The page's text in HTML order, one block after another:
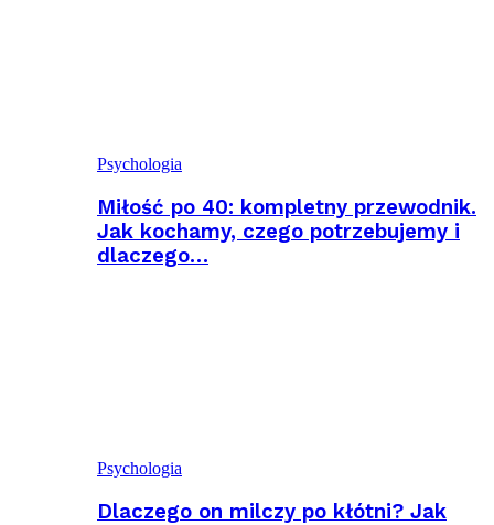
Psychologia
Miłość po 40: kompletny przewodnik.
Jak kochamy, czego potrzebujemy i
dlaczego…
Psychologia
Dlaczego on milczy po kłótni? Jak